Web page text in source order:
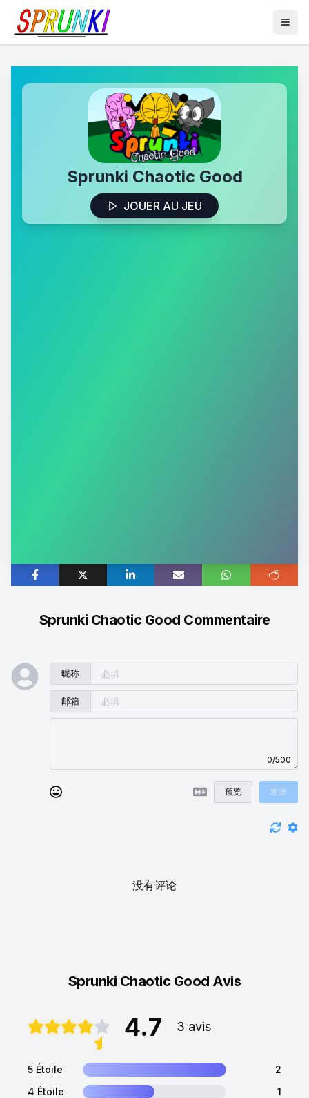
Sprunki Chaotic Good
JOUER AU JEU
Sprunki Chaotic Good Commentaire
昵称
邮箱
0/500
预览 发送
没有评论
Sprunki Chaotic Good Avis
4.7 3 avis
5 Étoile
2
4 Étoile
1